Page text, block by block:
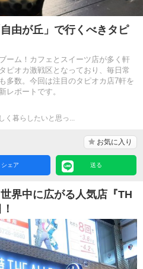
由が丘」で行くべきタピ
ーム！カフェとスイーツ店が多く軒
ピオカ激戦区となっており、毎日常
多数。今回は注目のタピオカ店7軒を
レポートです。
暮らしたいと思っ...
お気に入り
シェア 送る
界中に広がる人気店『TH